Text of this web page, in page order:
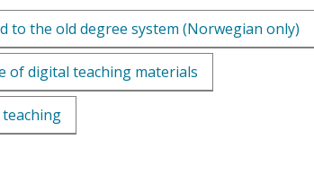
to the old degree system (Norwegian only)
of digital teaching materials